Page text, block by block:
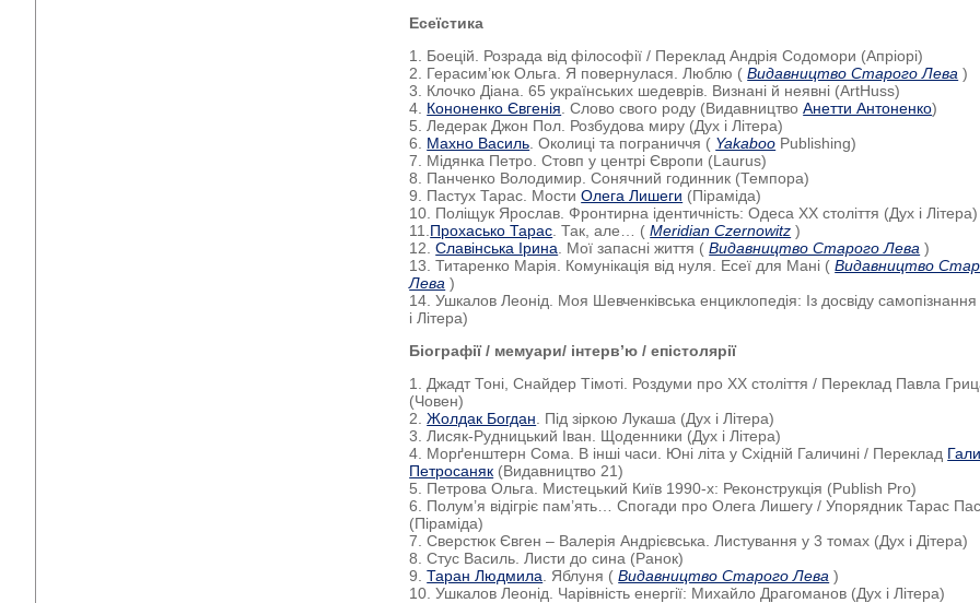
Есеїстика
1. Боецій. Розрада від філософії / Переклад Андрія Содомори (Апріорі)
2. Герасим’юк Ольга. Я повернулася. Люблю ( Видавництво Старого Лева )
3. Клочко Діана. 65 українських шедеврів. Визнані й неявні (ArtHuss)
4. Кононенко Євгенія . Слово свого роду (ВидавництвоАнетти Антоненко)
5. Ледерак Джон Пол. Розбудова миру (Дух і Літера)
6. Махно Василь . Околиці та пограниччя ( Yakaboo Publishing)
7. Мідянка Петро. Стовп у центрі Європи (Laurus)
8. Панченко Володимир. Сонячний годинник (Темпора)
9. Пастух Тарас. МостиОлега Лишеги (Піраміда)
10. Поліщук Ярослав. Фронтирна ідентичність: Одеса ХХ століття (Дух і Літера)
11. Прохасько Тарас . Так, але… ( Meridian Czernowitz )
12.Славінська Ірина . Мої запасні життя ( Видавництво Старого Лева )
13. Титаренко Марія. Комунікація від нуля. Есеї для Мані ( Видавництво
Лева )
14. Ушкалов Леонід. Моя Шевченківська енциклопедія: Із досвіду
і Літера)
Біографії / мемуари/ інтерв’ю / епістолярії
1. Джадт Тоні, Снайдер Тімоті. Роздуми про ХХ століття / Переклад Павла
(Човен)
2.Жолдак Богдан . Під зіркою Лукаша (Дух і Літера)
3. Лисяк-Рудницький Іван. Щоденники (Дух і Літера)
4. Морґенштерн Сома. В інші часи. Юні літа у Східній Галичині / Переклад
Петросаняк (Видавництво 21)
5. Петрова Ольга. Мистецький Київ 1990-х: Реконструкція (Publish Pro)
6. Полум’я відігріє пам’ять… Спогади про Олега Лишегу / Упорядник Тарас
(Піраміда)
7. Сверстюк Євген – Валерія Андрієвська. Листування у 3 томах (Дух і Дітера)
8. Стус Василь. Листи до сина (Ранок)
9.Таран Людмила . Яблуня ( Видавництво Старого Лева )
10. Ушкалов Леонід. Чарівність енергії: Михайло Драгоманов (Дух і Літера)